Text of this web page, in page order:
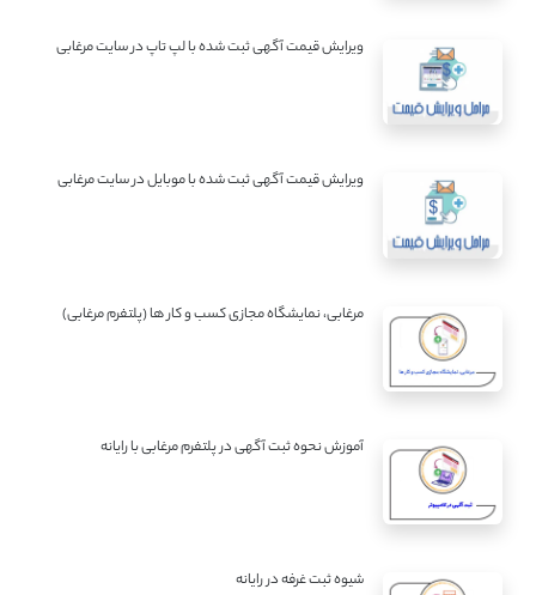
ویرایش قیمت آگهی ثبت شده با لپ تاپ در سایت مرغابی
ویرایش قیمت آگهی ثبت شده با موبایل در سایت مرغابی
مرغابی، نمایشگاه مجازی کسب و کار ها (پلتفرم مرغابی)
آموزش نحوه ثبت آگهی در پلتفرم مرغابی با رایانه
شیوه ثبت غرفه در رایانه